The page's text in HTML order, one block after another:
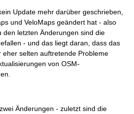
Update mehr darüber geschrieben,
und VeloMaps geändert hat - also
den letzten Änderungen sind die
- und das liegt daran, dass das
eher selten auftretende Probleme
von OSM-
Änderungen - zuletzt sind die